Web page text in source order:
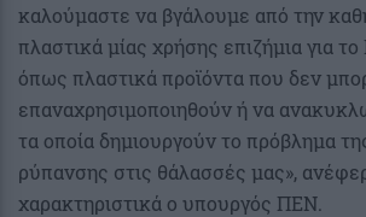
καλούμαστε να βγάλουμε από την
πλαστικά μίας χρήσης επιζήμια για
όπως πλαστικά προϊόντα που δεν
επαναχρησιμοποιηθούν ή να
τα οποία δημιουργούν το πρόβλημα
ρύπανσης στις θάλασσές μας»,
χαρακτηριστικά ο υπουργός ΠΕΝ.